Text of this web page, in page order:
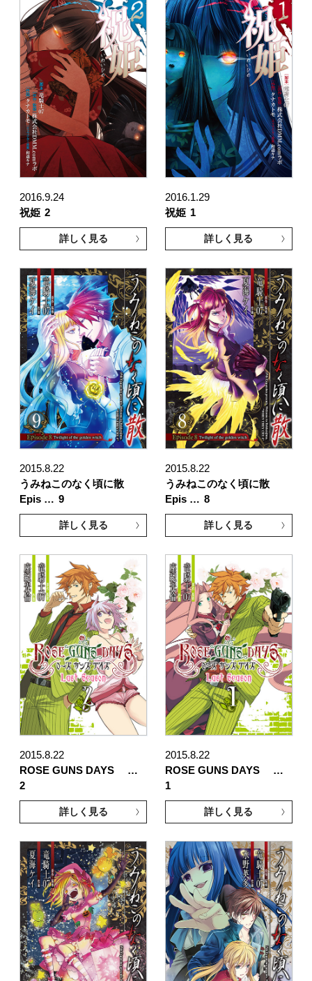
2016.9.24
祝姫 2
詳しく見る
2016.1.29
祝姫 1
詳しく見る
2015.8.22
うみねこのなく頃に散
Epis … 9
詳しく見る
2015.8.22
うみねこのなく頃に散
Epis … 8
詳しく見る
2015.8.22
ROSE GUNS DAYS …
2
詳しく見る
2015.8.22
ROSE GUNS DAYS …
1
詳しく見る